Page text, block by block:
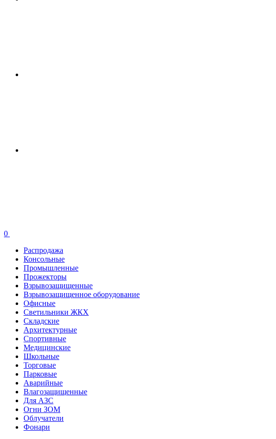
0
Распродажа
Консольные
Промышленные
Прожекторы
Взрывозащищенные
Взрывозащищенное оборудование
Офисные
Cветильники ЖКХ
Складские
Архитектурные
Спортивные
Медицинские
Школьные
Торговые
Парковые
Аварийные
Влагозащищенные
Для АЗС
Огни ЗОМ
Облучатели
Фонари